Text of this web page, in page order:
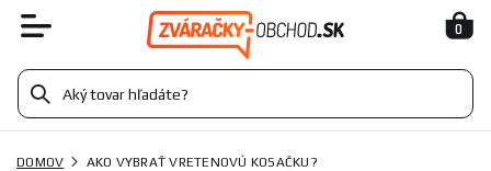
0
DOMOV AKO VYBRAŤ VRETENOVÚ KOSAČKU?